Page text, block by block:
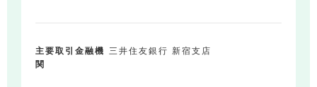
主要取引金融機
関
三井住友銀行 新宿支店